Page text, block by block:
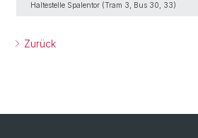
Haltestelle Spalentor (Tram 3, Bus 30, 33)
Zurück